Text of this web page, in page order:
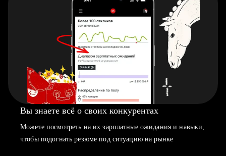
Вы знаете всё о своих конкурентах
Можете посмотреть на их зарплатные ожидания и навыки,
чтобы подогнать резюме под ситуацию на рынке